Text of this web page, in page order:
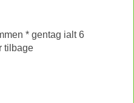
* gentag ialt 6
tilbage